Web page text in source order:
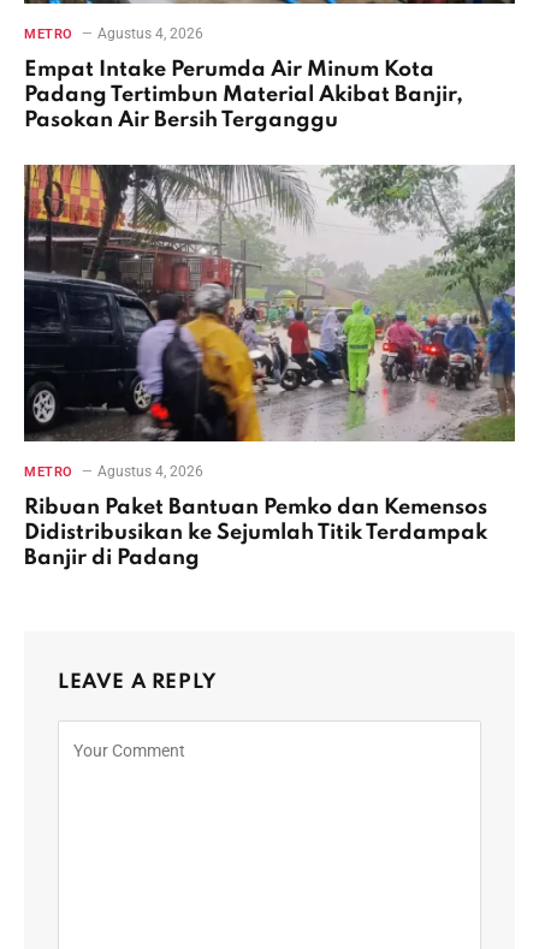
METRO Agustus 4, 2026
Empat Intake Perumda Air Minum Kota
Padang Tertimbun Material Akibat Banjir,
Pasokan Air Bersih Terganggu
METRO Agustus 4, 2026
Ribuan Paket Bantuan Pemko dan Kemensos
Didistribusikan ke Sejumlah Titik Terdampak
Banjir di Padang
LEAVE A REPLY